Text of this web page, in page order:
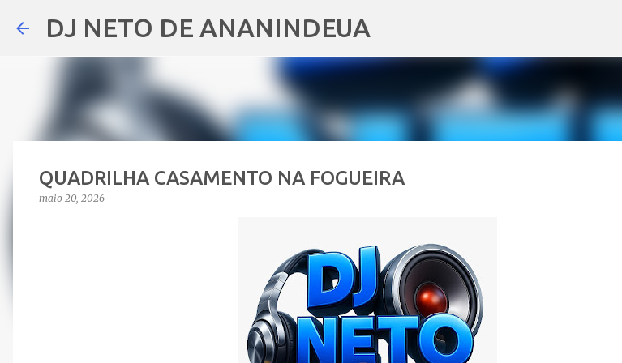
DJ NETO DE ANANINDEUA
QUADRILHA CASAMENTO NA FOGUEIRA
maio 20, 2026